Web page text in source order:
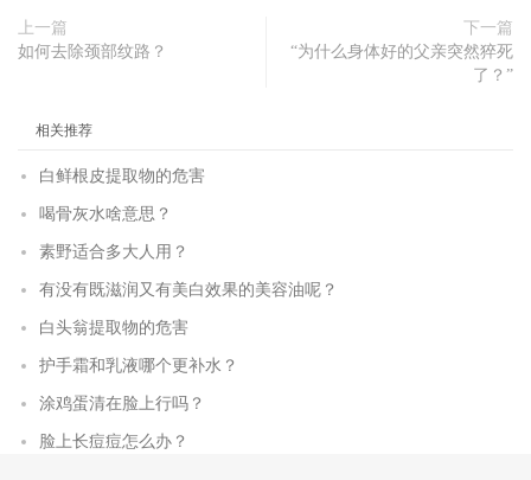
上一篇
如何去除颈部纹路？
下一篇
“为什么身体好的父亲突然猝死
了？”
相关推荐
白鲜根皮提取物的危害
喝骨灰水啥意思？
素野适合多大人用？
有没有既滋润又有美白效果的美容油呢？
白头翁提取物的危害
护手霜和乳液哪个更补水？
涂鸡蛋清在脸上行吗？
脸上长痘痘怎么办？